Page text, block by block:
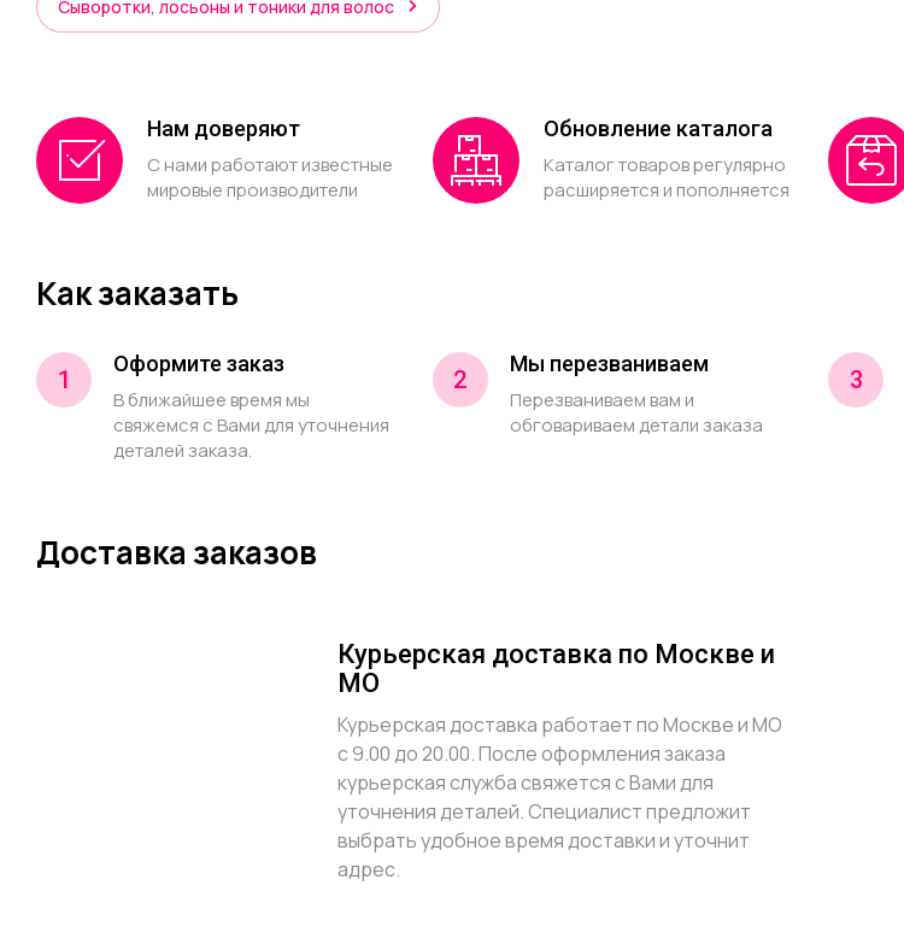
Сыворотки, лосьоны и тоники для волос
Нам доверяют
С нами работают известные
мировые производители
Обновление каталога
Каталог товаров регулярно
расширяется и пополняется
Как заказать
1
Оформите заказ
В ближайшее время мы
свяжемся с Вами для уточнения
деталей заказа.
2
Мы перезваниваем
Перезваниваем вам и
обговариваем детали заказа
3
Доставка заказов
Курьерская доставка по Москве и
МО
Курьерская доставка работает по Москве и МО
с 9.00 до 20.00. После оформления заказа
курьерская служба свяжется с Вами для
уточнения деталей. Специалист предложит
выбрать удобное время доставки и уточнит
адрес.